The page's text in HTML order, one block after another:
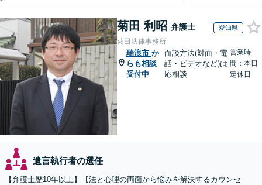
菊田 利昭 弁護士 愛知県
菊田法律事務所
瑞浪市 か
らも相談
受付中
面談方法(対面・電
話・ビデオなど)は
応相談
営業時
間：本日
定休日
遺言執行者の選任
【弁護士歴10年以上】【法と心理の両面から悩みを解決するカウンセ